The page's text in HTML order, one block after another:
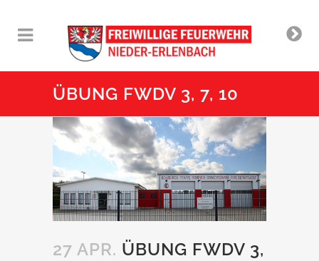
ÜBUNG FWDV 3, 7, 10
27 APR. ÜBUNG FWDV 3,